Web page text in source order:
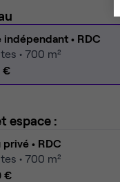
indépendant • RDC
• 700 m²
€
espace :
privé • RDC
• 700 m²
€